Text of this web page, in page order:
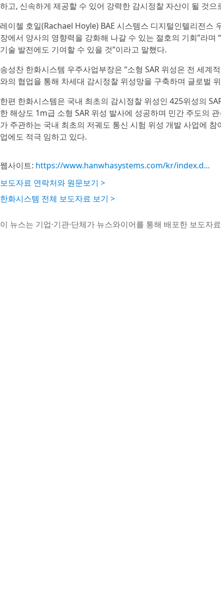
하고, 신속하게 제공할 수 있어 강력한 감시정찰 자산이 될 것으
레이첼 호일(Rachael Hoyle) BAE 시스템스 디지털인텔리전스
장에서 양사의 영향력을 강화해 나갈 수 있는 절호의 기회”라
기술 발전에도 기여할 수 있을 것”이라고 말했다.
송성찬 한화시스템 우주사업부장은 “소형 SAR 위성은 전 세계
와의 협업을 통해 차세대 감시정찰 위성망을 구축하며 글로벌
한편 한화시스템은 국내 최초의 감시정찰 위성인 425위성의
한 해상도 1m급 소형 SAR 위성 발사에 성공하며 민간 주도의
가 주관하는 국내 최초의 저궤도 통신 시험 위성 개발 사업에
업에도 적극 임하고 있다.
웹사이트: https://www.hanwhasystems.com/kr/index.d...
보도자료 연락처와 원문보기 >
한화시스템 전체 보도자료 보기 >
이 뉴스는 기업·기관·단체가 뉴스와이어를 통해 배포한 보도자